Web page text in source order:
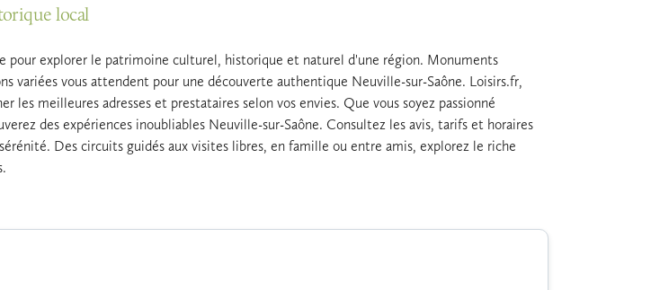
local
pour explorer le patrimoine culturel, historique et naturel d'une région. Monuments
variées vous attendent pour une découverte authentique Neuville-sur-Saône. Loisirs.fr,
les meilleures adresses et prestataires selon vos envies. Que vous soyez passionné
des expériences inoubliables Neuville-sur-Saône. Consultez les avis, tarifs et horaires
Des circuits guidés aux visites libres, en famille ou entre amis, explorez le riche